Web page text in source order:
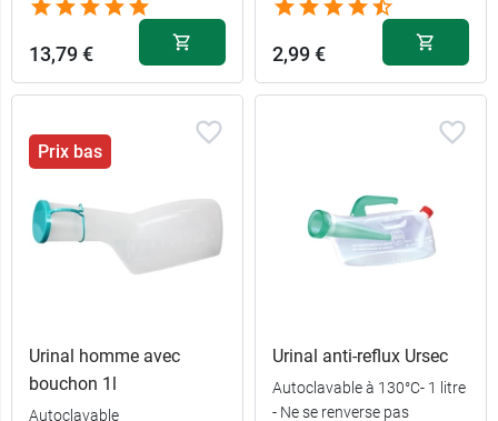
13,79 € 2,99 €
Prix bas
Urinal homme avec
bouchon 1l
Autoclavable
Urinal anti-reflux Ursec
Autoclavable à 130°C- 1 litre
- Ne se renverse pas